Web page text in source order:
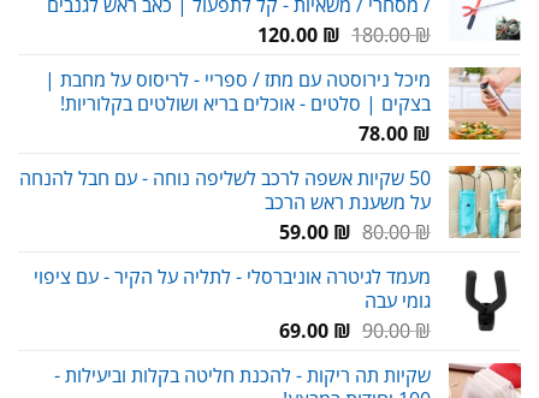
230.00 ₪.
159.00 ₪.
180.00₪
המחיר
היה:
180.00 ₪.
120.00 ₪
המחיר
הוא:
120.00 ₪.
מיכל נירוסטה עם מתז / ספריי - לריסוס על מחבת |
בצקים | סלטים - אוכלים בריא ושולטים בקלוריות!
78.00 ₪
50 שקיות אשפה לרכב לשליפה נוחה - עם חבל להנחה
על משענת ראש הרכב
80.00₪
המחיר
היה:
59.00 ₪
המחיר
הוא:
מעמד לגיטרה אוניברסלי - לתליה על הקיר - עם ציפוי
גומי עבה
90.00₪
המחיר
היה:
69.00 ₪
המחיר
הוא:
שקיות תה ריקות - להכנת חליטה בקלות וביעילות -